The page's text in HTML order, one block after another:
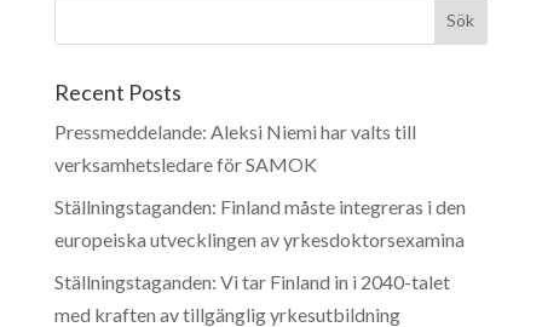
Recent Posts
Pressmeddelande: Aleksi Niemi har valts till
verksamhetsledare för SAMOK
Ställningstaganden: Finland måste integreras i den
europeiska utvecklingen av yrkesdoktorsexamina
Ställningstaganden: Vi tar Finland in i 2040-talet
med kraften av tillgänglig yrkesutbildning